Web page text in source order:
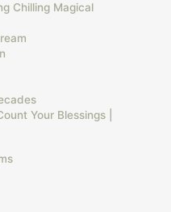
Chilling Magical
Your Blessings |